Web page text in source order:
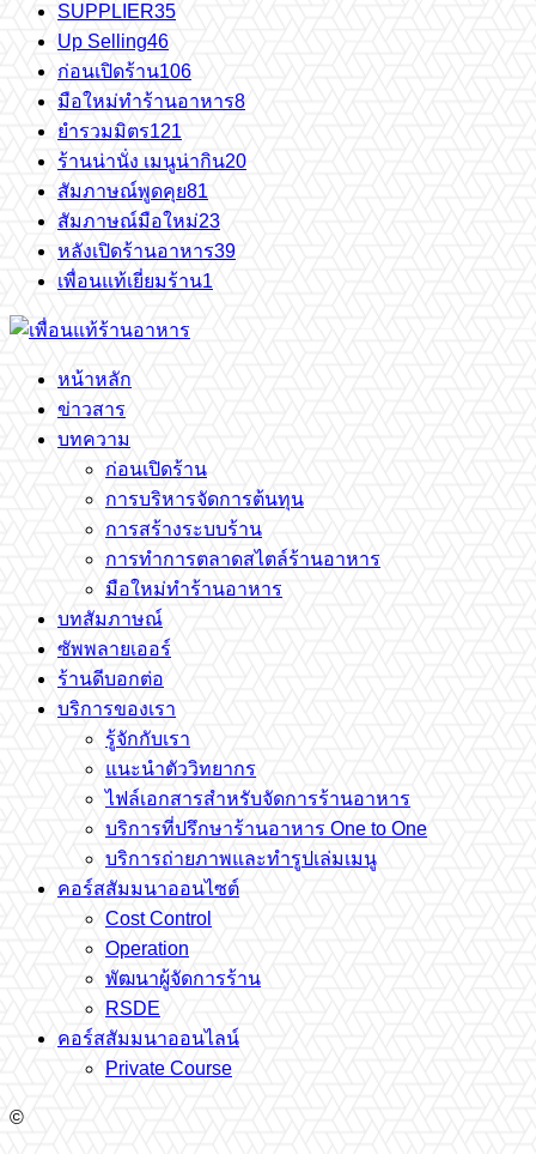
SUPPLIER35
Up Selling46
ก่อนเปิดร้าน106
มือใหม่ทำร้านอาหาร8
ยำรวมมิตร121
ร้านน่านั่ง เมนูน่ากิน20
สัมภาษณ์พูดคุย81
สัมภาษณ์มือใหม่23
หลังเปิดร้านอาหาร39
เพื่อนแท้เยี่ยมร้าน1
หน้าหลัก
ข่าวสาร
บทความ
ก่อนเปิดร้าน
การบริหารจัดการต้นทุน
การสร้างระบบร้าน
การทำการตลาดสไตล์ร้านอาหาร
มือใหม่ทำร้านอาหาร
บทสัมภาษณ์
ซัพพลายเออร์
ร้านดีบอกต่อ
บริการของเรา
รู้จักกับเรา
แนะนำตัววิทยากร
ไฟล์เอกสารสำหรับจัดการร้านอาหาร
บริการที่ปรึกษาร้านอาหาร One to One
บริการถ่ายภาพและทำรูปเล่มเมนู
คอร์สสัมมนาออนไซต์
Cost Control
Operation
พัฒนาผู้จัดการร้าน
RSDE
คอร์สสัมมนาออนไลน์
Private Course
©